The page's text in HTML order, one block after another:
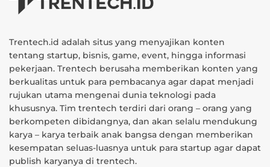
Trentech.id adalah situs yang menyajikan konten
tentang startup, bisnis, game, event, hingga informasi
pekerjaan. Trentech berusaha memberikan konten yang
berkualitas untuk para pembacanya agar dapat menjadi
rujukan utama mengenai dunia teknologi pada
khususnya. Tim trentech terdiri dari orang – orang yang
berkompeten dibidangnya, dan akan selalu mendukung
karya – karya terbaik anak bangsa dengan memberikan
kesempatan seluas-luasnya untuk para startup agar dapat
publish karyanya di trentech.